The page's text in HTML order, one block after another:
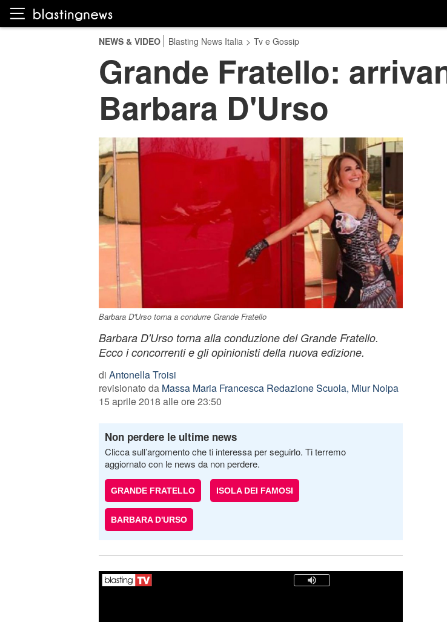
NEWS & VIDEO Blasting News Italia > Tv e Gossip
Grande Fratello:
Barbara D'Urso
Barbara D'Urso torna a condurre Grande Fratello
Barbara D'Urso torna alla conduzione del Grande Fratello.
Ecco i concorrenti e gli opinionisti della nuova edizione.
di Antonella Troisi
revisionato da Massa Maria Francesca Redazione Scuola, Miur Noipa
15 aprile 2018 alle ore 23:50
Non perdere le ultime news
Clicca sull’argomento che ti interessa per seguirlo. Ti terremo
aggiornato con le news da non perdere.
GRANDE FRATELLO ISOLA DEI FAMOSI
BARBARA D'URSO